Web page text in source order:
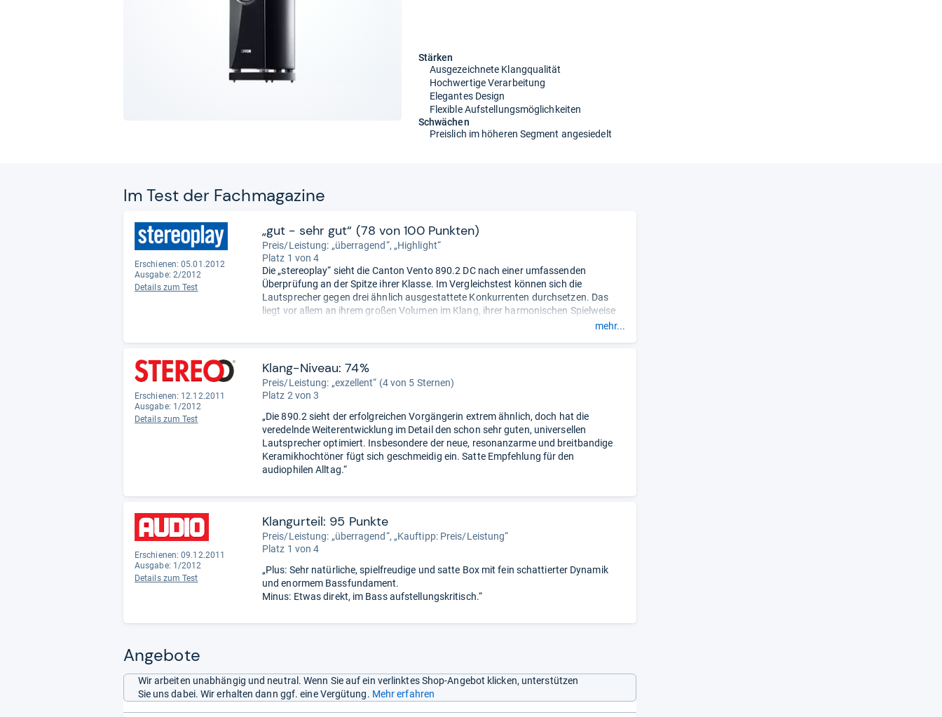
Stärken
Ausgezeichnete Klangqualität
Hochwertige Verarbeitung
Elegantes Design
Flexible Aufstellungsmöglichkeiten
Schwächen
Preislich im höheren Segment angesiedelt
Im Test der Fach­ma­ga­zine
Erschienen: 05.01.2012
Ausgabe: 2/2012
Details zum Test
„gut - sehr gut“ (78 von 100 Punkten)
Preis/Leistung: „überragend“, „Highlight“
Platz 1 von 4
Die „stereoplay“ sieht die Canton Vento 890.2 DC nach einer umfassenden
Überprüfung an der Spitze ihrer Klasse. Im Vergleichstest können sich die
Lautsprecher gegen drei ähnlich ausgestattete Konkurrenten durchsetzen. Das
liegt vor allem an ihrem großen Volumen im Klang, ihrer harmonischen Spielweise
und einer hohen Pegelfestigkeit - die Prüfer sind durchweg überzeugt. Auch der
hervorragenden Eindruck.
Ihre herausragenden klanglichen Eigenschaften verdanken die Vento 890.2 DC
unter anderem ihren Hochtönern, die aus der hochwertigen Reference-Serie von
einen Anteil hieran.
mehr...
Erschienen: 12.12.2011
Ausgabe: 1/2012
Details zum Test
Klang-Niveau: 74%
Preis/Leistung: „exzellent“ (4 von 5 Sternen)
Platz 2 von 3
„Die 890.2 sieht der erfolgreichen Vorgängerin extrem ähnlich, doch hat die
veredelnde Weiterentwicklung im Detail den schon sehr guten, universellen
Lautsprecher optimiert. Insbesondere der neue, resonanzarme und breitbandige
Keramikhochtöner fügt sich geschmeidig ein. Satte Empfehlung für den
audiophilen Alltag.“
Erschienen: 09.12.2011
Ausgabe: 1/2012
Details zum Test
Klangurteil: 95 Punkte
Preis/Leistung: „überragend“, „Kauftipp: Preis/Leistung“
Platz 1 von 4
„Plus: Sehr natürliche, spielfreudige und satte Box mit fein schattierter Dynamik
und enormem Bassfundament.
Minus: Etwas direkt, im Bass aufstellungskritisch.“
Angebote
Wir arbeiten unabhängig und neutral. Wenn Sie auf ein verlinktes Shop-Angebot klicken, unterstützen
Sie uns dabei. Wir erhalten dann ggf. eine Vergütung. Mehr erfahren